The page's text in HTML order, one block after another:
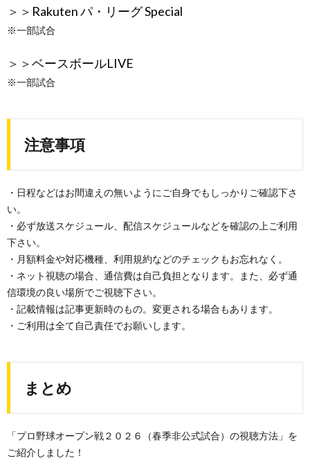
＞＞ Rakuten パ・リーグ Special
※一部試合
＞＞ベースボールLIVE
※一部試合
注意事項
・日程などはお間違えの無いようにご自身でもしっかりご確認下さ
い。
・必ず放送スケジュール、配信スケジュールなどを確認の上ご利用
下さい。
・月額料金や対応機種、利用規約などのチェックもお忘れなく。
・ネット視聴の場合、通信費は自己負担となります。また、必ず通
信環境の良い場所でご視聴下さい。
・記載情報は記事更新時のもの。変更される場合もあります。
・ご利用は全て自己責任でお願いします。
まとめ
「プロ野球オープン戦２０２６（春季非公式試合）の視聴方法」を
ご紹介しました！